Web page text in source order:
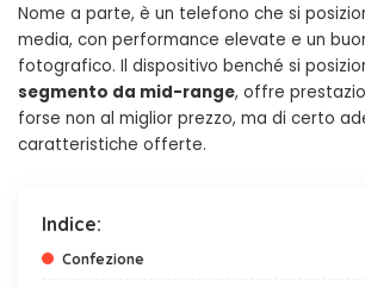
Nome a parte, è un telefono che si
media, con performance elevate e un
fotografico. Il dispositivo benché si
segmento da mid-range, offre
forse non al miglior prezzo, ma di certo
caratteristiche offerte.
Indice:
Confezione